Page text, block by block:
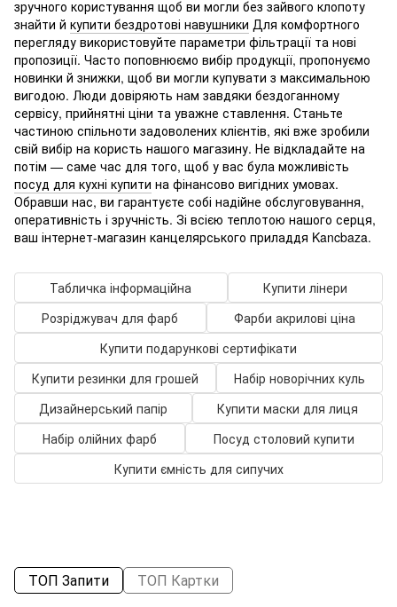
зручного користування щоб ви могли без зайвого клопоту
знайти й купити бездротові навушники Для комфортного
перегляду використовуйте параметри фільтрації та нові
пропозиції. Часто поповнюємо вибір продукції, пропонуємо
новинки й знижки, щоб ви могли купувати з максимальною
вигодою. Люди довіряють нам завдяки бездоганному
сервісу, прийнятні ціни та уважне ставлення. Станьте
частиною спільноти задоволених клієнтів, які вже зробили
свій вибір на користь нашого магазину. Не відкладайте на
потім — саме час для того, щоб у вас була можливість
посуд для кухні купити на фінансово вигідних умовах.
Обравши нас, ви гарантуєте собі надійне обслуговування,
оперативність і зручність. Зі всією теплотою нашого серця,
ваш інтернет-магазин канцелярського приладдя Kancbaza.
Табличка інформаційна
Купити лінери
Розріджувач для фарб
Фарби акрилові ціна
Купити подарункові сертифікати
Купити резинки для грошей
Набір новорічних куль
Дизайнерський папір
Купити маски для лиця
Набір олійних фарб
Посуд столовий купити
Купити ємність для сипучих
ТОП Запити ТОП Картки